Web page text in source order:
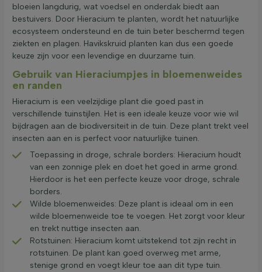
bloeien langdurig, wat voedsel en onderdak biedt aan
bestuivers. Door Hieracium te planten, wordt het natuurlijke
ecosysteem ondersteund en de tuin beter beschermd tegen
ziekten en plagen. Havikskruid planten kan dus een goede
keuze zijn voor een levendige en duurzame tuin.
Gebruik van Hieraciumpjes in bloemenweides
en randen
Hieracium is een veelzijdige plant die goed past in
verschillende tuinstijlen. Het is een ideale keuze voor wie wil
bijdragen aan de biodiversiteit in de tuin. Deze plant trekt veel
insecten aan en is perfect voor natuurlijke tuinen.
Toepassing in droge, schrale borders: Hieracium houdt
van een zonnige plek en doet het goed in arme grond.
Hierdoor is het een perfecte keuze voor droge, schrale
borders.
Wilde bloemenweides: Deze plant is ideaal om in een
wilde bloemenweide toe te voegen. Het zorgt voor kleur
en trekt nuttige insecten aan.
Rotstuinen: Hieracium komt uitstekend tot zijn recht in
rotstuinen. De plant kan goed overweg met arme,
stenige grond en voegt kleur toe aan dit type tuin.